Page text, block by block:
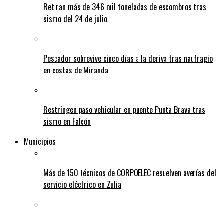
Retiran más de 346 mil toneladas de escombros tras
sismo del 24 de julio
Pescador sobrevive cinco días a la deriva tras naufragio
en costas de Miranda
Restringen paso vehicular en puente Punta Brava tras
sismo en Falcón
Municipios
Más de 150 técnicos de CORPOELEC resuelven averías del
servicio eléctrico en Zulia